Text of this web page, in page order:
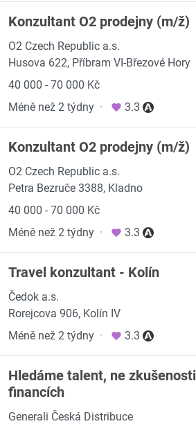
Konzultant O2 prodejny (m/ž)
O2 Czech Republic a.s.
Husova 622, Příbram VI-Březové Hory
40 000 - 70 000 Kč
Méně než 2 týdny · 3.3
Konzultant O2 prodejny (m/ž)
O2 Czech Republic a.s.
Petra Bezruče 3388, Kladno
40 000 - 70 000 Kč
Méně než 2 týdny · 3.3
Travel konzultant - Kolín
Čedok a.s.
Rorejcova 906, Kolín IV
Méně než 2 týdny · 3.3
Hledáme talent, ne
financích
Generali Česká Distribuce